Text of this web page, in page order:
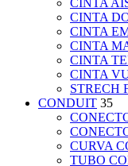
CINTA
CINTA
CINTA
CINTA
CINTA
STRECH
CONDUIT 35
CURVA
TUBO